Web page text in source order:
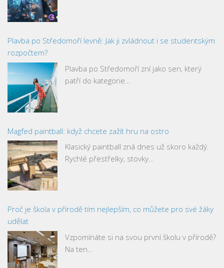
Plavba po Středomoří levně: Jak ji zvládnout i se studentským
rozpočtem?
Plavba po Středomoří zní jako sen, který
patří do kategorie…
Magfed paintball: když chcete zažít hru na ostro
Klasický paintball zná dnes už skoro každý.
Rychlé přestřelky, stovky…
Proč je škola v přírodě tím nejlepším, co můžete pro své žáky
udělat
Vzpomínáte si na svou první školu v přírodě?
Na ten…